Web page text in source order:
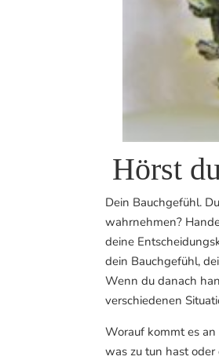
Hörst
Dein Bauchgefühl.
wahrnehmen?
deine
dein Bauchgefühl,
Wenn du danach
verschiedenen
Worauf kommt es
was zu tun hast